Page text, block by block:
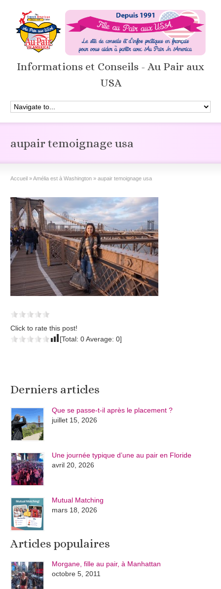
Informations et Conseils - Au Pair aux
USA
aupair temoignage usa
Accueil »Amélia est à Washington » aupair temoignage usa
Click to rate this post!
[Total:0Average:0]
Derniers articles
Que se passe-t-il après le placement ?
juillet 15, 2026
Une journée typique d’une au pair en Floride
avril 20, 2026
Mutual Matching
mars 18, 2026
Articles populaires
Morgane, fille au pair, à Manhattan
octobre 5, 2011